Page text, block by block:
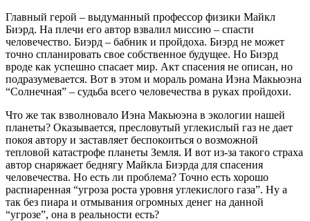
Главный герой – выдуманный профессор физики Майкл
Биэрд. На плечи его автор взвалил миссию – спасти
человечество. Биэрд – бабник и пройдоха. Биэрд не может
точно спланировать свое собственное будущее. Но Биэрд
вроде как успешно спасает мир. Акт спасения не описан, но
подразумевается. Вот в этом и мораль романа Иэна Макьюэна
“Солнечная” – судьба всего человечества в руках пройдохи.
Что же так взволновало Иэна Макьюэна в экологии нашей
планеты? Оказывается, пресловутый углекислый газ не дает
покоя автору и заставляет беспокоиться о возможной
тепловой катастрофе планеты Земля. И вот из-за такого страха
автор снаряжает беднягу Майкла Биэрда для спасения
человечества. Но есть ли проблема? Точно есть хорошо
распиаренная “угроза роста уровня углекислого газа”. Ну а
так без пиара и отмывания огромных денег на данной
“угрозе”, она в реальности есть?